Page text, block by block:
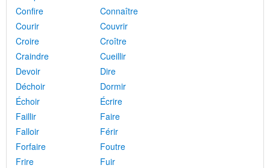
Confire
Connaître
Courir
Couvrir
Croire
Croître
Craindre
Cueillir
Devoir
Dire
Déchoir
Dormir
Échoir
Écrire
Faillir
Faire
Falloir
Férir
Forfaire
Foutre
Frire
Fuir